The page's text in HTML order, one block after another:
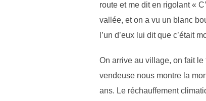
route et me dit en rigolant «
vallée, et on a vu un blanc
l’un d’eux lui dit que c’était
On arrive au village, on fait le
vendeuse nous montre la
ans. Le réchauffement